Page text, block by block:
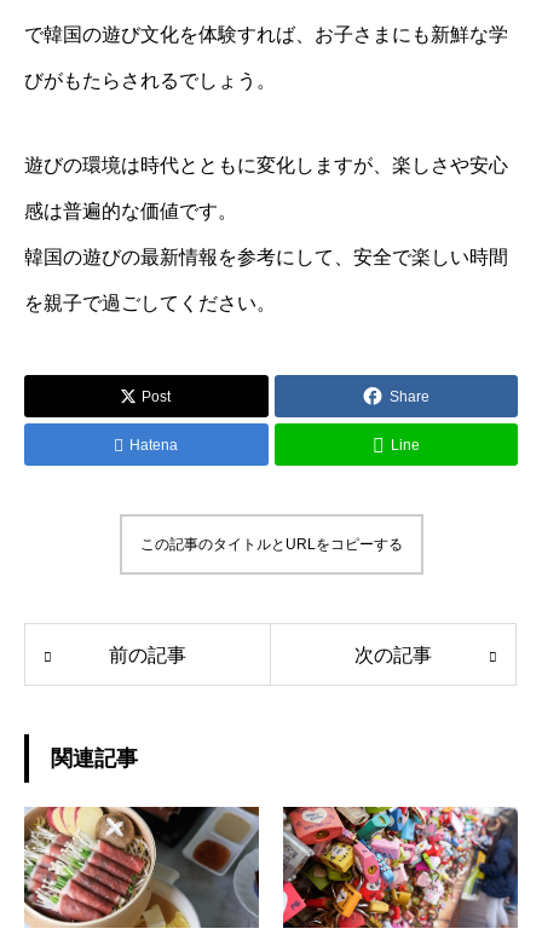
で韓国の遊び文化を体験すれば、お子さまにも新鮮な学
びがもたらされるでしょう。
遊びの環境は時代とともに変化しますが、楽しさや安心
感は普遍的な価値です。
韓国の遊びの最新情報を参考にして、安全で楽しい時間
を親子で過ごしてください。
Post Share
Hatena Line
この記事のタイトルとURLをコピーする
前の記事 次の記事
関連記事